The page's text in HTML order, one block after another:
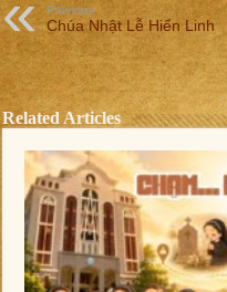
Previous
Chúa Nhật Lễ Hiển Linh
Related Articles